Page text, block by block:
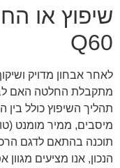
שיפוץ או
Q60
לאחר אבחון מדויק
מתקבלת החלטה האם
תהליך השיפוץ כולל בין
מיסבים, ממיר מומנט
תוכנה בהתאם לדגם
הנכון, אנו מציעים